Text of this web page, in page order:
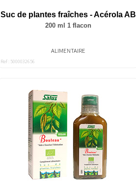
Suc de plantes fraîches - Acérola AB
200 ml 1 flacon
ALIMENTAIRE
Ref : 5000032656